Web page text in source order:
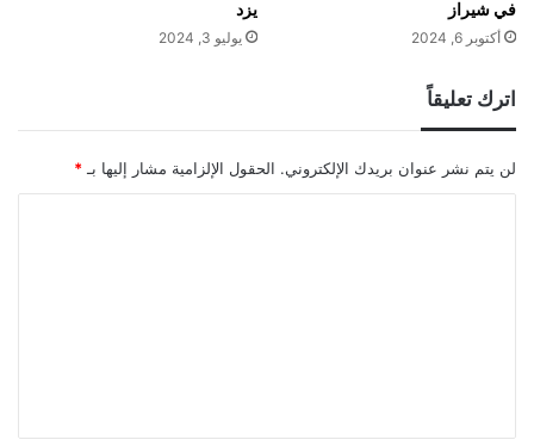
في شيراز
أكتوبر 6, 2024
يزد
يوليو 3, 2024
اترك تعليقاً
لن يتم نشر عنوان بريدك الإلكتروني. الحقول الإلزامية مشار إليها بـ *